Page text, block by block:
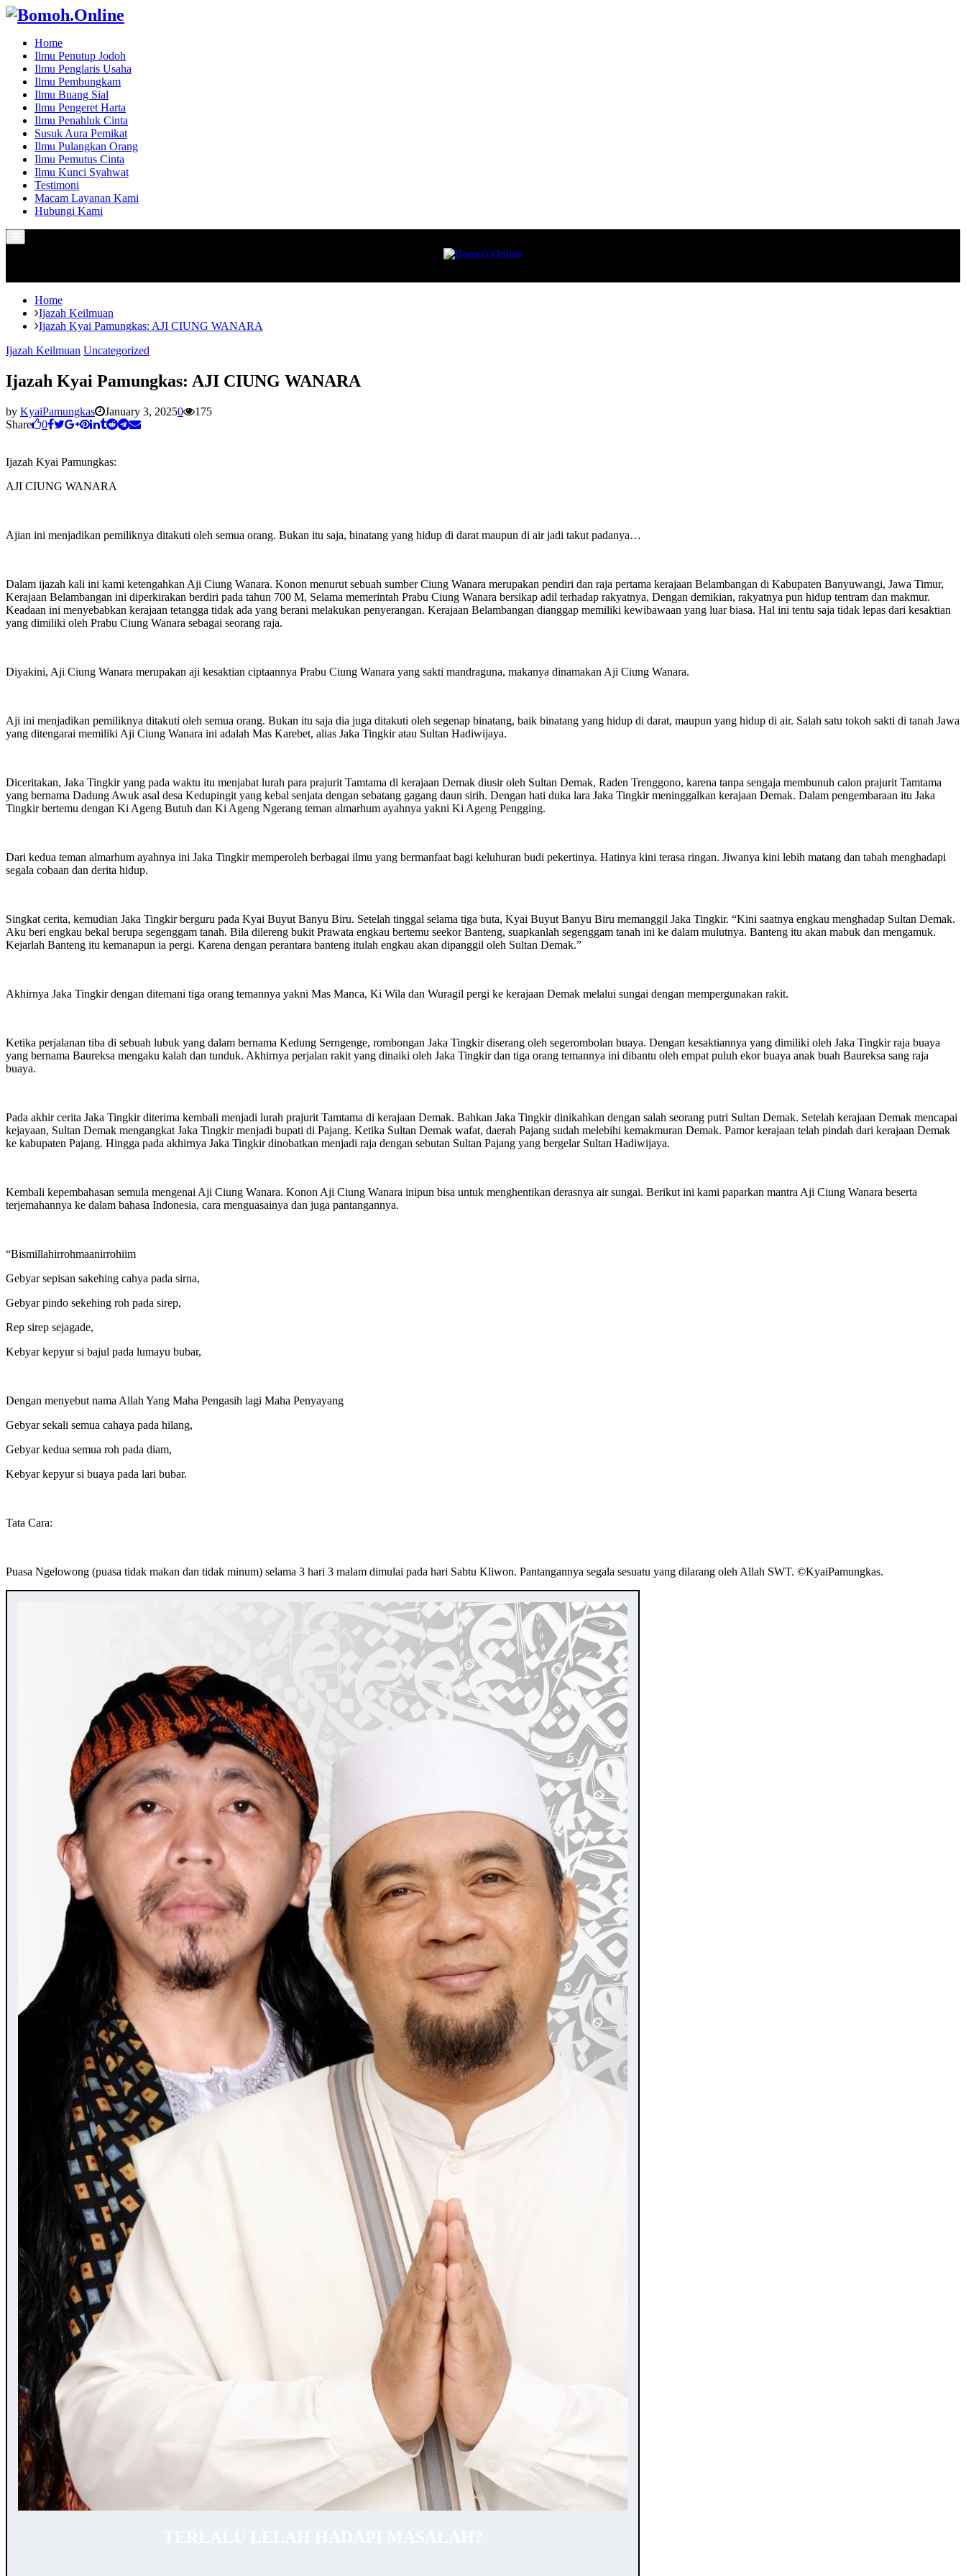
Home
Ilmu Penutup Jodoh
Ilmu Penglaris Usaha
Ilmu Pembungkam
Ilmu Buang Sial
Ilmu Pengeret Harta
Ilmu Penahluk Cinta
Susuk Aura Pemikat
Ilmu Pulangkan Orang
Ilmu Pemutus Cinta
Ilmu Kunci Syahwat
Testimoni
Macam Layanan Kami
Hubungi Kami
Menu
Home
Ijazah Keilmuan
Ijazah Kyai Pamungkas: AJI CIUNG WANARA
Ijazah Keilmuan Uncategorized
Ijazah Kyai Pamungkas: AJI CIUNG WANARA
by KyaiPamungkas January 3, 20250
175
Share
0
Ijazah Kyai Pamungkas:
AJI CIUNG WANARA
Ajian ini menjadikan pemiliknya ditakuti oleh semua orang. Bukan itu saja, binatang yang hidup di darat maupun di air jadi takut padanya…
Dalam ijazah kali ini kami ketengahkan Aji Ciung Wanara. Konon menurut sebuah sumber Ciung Wanara merupakan pendiri dan raja pertama kerajaan Belambangan di Kabupaten Banyuwangi, Jawa Timur,
Kerajaan Belambangan ini diperkirakan berdiri pada tahun 700 M, Selama memerintah Prabu Ciung Wanara bersikap adil terhadap rakyatnya, Dengan demikian, rakyatnya pun hidup tentram dan makmur.
Keadaan ini menyebabkan kerajaan tetangga tidak ada yang berani melakukan penyerangan. Kerajaan Belambangan dianggap memiliki kewibawaan yang luar biasa. Hal ini tentu saja tidak lepas dari kesaktian
yang dimiliki oleh Prabu Ciung Wanara sebagai seorang raja.
Diyakini, Aji Ciung Wanara merupakan aji kesaktian ciptaannya Prabu Ciung Wanara yang sakti mandraguna, makanya dinamakan Aji Ciung Wanara.
Aji ini menjadikan pemiliknya ditakuti oleh semua orang. Bukan itu saja dia juga ditakuti oleh segenap binatang, baik binatang yang hidup di darat, maupun yang hidup di air. Salah satu tokoh sakti di tanah Jawa
yang ditengarai memiliki Aji Ciung Wanara ini adalah Mas Karebet, alias Jaka Tingkir atau Sultan Hadiwijaya.
Diceritakan, Jaka Tingkir yang pada waktu itu menjabat lurah para prajurit Tamtama di kerajaan Demak diusir oleh Sultan Demak, Raden Trenggono, karena tanpa sengaja membunuh calon prajurit Tamtama
yang bernama Dadung Awuk asal desa Kedupingit yang kebal senjata dengan sebatang gagang daun sirih. Dengan hati duka lara Jaka Tingkir meninggalkan kerajaan Demak. Dalam pengembaraan itu Jaka
Tingkir bertemu dengan Ki Ageng Butuh dan Ki Ageng Ngerang teman almarhum ayahnya yakni Ki Ageng Pengging.
Dari kedua teman almarhum ayahnya ini Jaka Tingkir memperoleh berbagai ilmu yang bermanfaat bagi keluhuran budi pekertinya. Hatinya kini terasa ringan. Jiwanya kini lebih matang dan tabah menghadapi
segala cobaan dan derita hidup.
Singkat cerita, kemudian Jaka Tingkir berguru pada Kyai Buyut Banyu Biru. Setelah tinggal selama tiga buta, Kyai Buyut Banyu Biru memanggil Jaka Tingkir. “Kini saatnya engkau menghadap Sultan Demak.
Aku beri engkau bekal berupa segenggam tanah. Bila dilereng bukit Prawata engkau bertemu seekor Banteng, suapkanlah segenggam tanah ini ke dalam mulutnya. Banteng itu akan mabuk dan mengamuk.
Kejarlah Banteng itu kemanapun ia pergi. Karena dengan perantara banteng itulah engkau akan dipanggil oleh Sultan Demak.”
Akhirnya Jaka Tingkir dengan ditemani tiga orang temannya yakni Mas Manca, Ki Wila dan Wuragil pergi ke kerajaan Demak melalui sungai dengan mempergunakan rakit.
Ketika perjalanan tiba di sebuah lubuk yang dalam bernama Kedung Serngenge, rombongan Jaka Tingkir diserang oleh segerombolan buaya. Dengan kesaktiannya yang dimiliki oleh Jaka Tingkir raja buaya
yang bernama Baureksa mengaku kalah dan tunduk. Akhirnya perjalan rakit yang dinaiki oleh Jaka Tingkir dan tiga orang temannya ini dibantu oleh empat puluh ekor buaya anak buah Baureksa sang raja
buaya.
Pada akhir cerita Jaka Tingkir diterima kembali menjadi lurah prajurit Tamtama di kerajaan Demak. Bahkan Jaka Tingkir dinikahkan dengan salah seorang putri Sultan Demak. Setelah kerajaan Demak mencapai
kejayaan, Sultan Demak mengangkat Jaka Tingkir menjadi bupati di Pajang. Ketika Sultan Demak wafat, daerah Pajang sudah melebihi kemakmuran Demak. Pamor kerajaan telah pindah dari kerajaan Demak
ke kabupaten Pajang. Hingga pada akhirnya Jaka Tingkir dinobatkan menjadi raja dengan sebutan Sultan Pajang yang bergelar Sultan Hadiwijaya.
Kembali kepembahasan semula mengenai Aji Ciung Wanara. Konon Aji Ciung Wanara inipun bisa untuk menghentikan derasnya air sungai. Berikut ini kami paparkan mantra Aji Ciung Wanara beserta
terjemahannya ke dalam bahasa Indonesia, cara menguasainya dan juga pantangannya.
“Bismillahirrohmaanirrohiim
Gebyar sepisan sakehing cahya pada sirna,
Gebyar pindo sekehing roh pada sirep,
Rep sirep sejagade,
Kebyar kepyur si bajul pada lumayu bubar,
Dengan menyebut nama Allah Yang Maha Pengasih lagi Maha Penyayang
Gebyar sekali semua cahaya pada hilang,
Gebyar kedua semua roh pada diam,
Kebyar kepyur si buaya pada lari bubar.
Tata Cara:
Puasa Ngelowong (puasa tidak makan dan tidak minum) selama 3 hari 3 malam dimulai pada hari Sabtu Kliwon. Pantangannya segala sesuatu yang dilarang oleh Allah SWT. ©️KyaiPamungkas.